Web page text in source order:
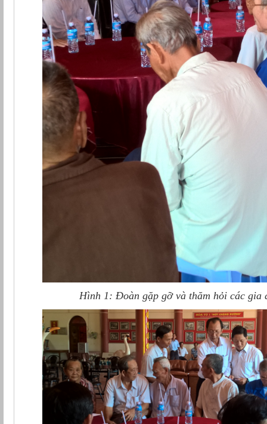
Hình 1: Đoàn gặp gỡ và thăm hỏi các gia